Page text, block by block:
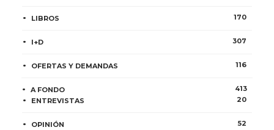
LIBROS 170
I+D 307
OFERTAS Y DEMANDAS 116
A FONDO
413
ENTREVISTAS
20
OPINIÓN 52